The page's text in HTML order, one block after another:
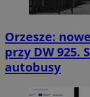
Orzesze:
przy DW 925.
autobusy